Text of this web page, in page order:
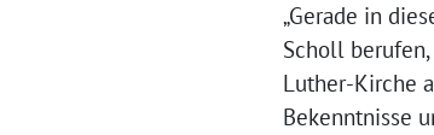
„Gerade in
Scholl
Luther-Kirche
Bekenntnisse